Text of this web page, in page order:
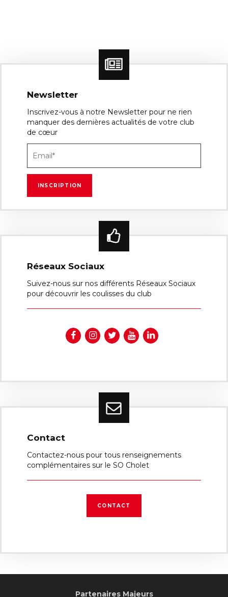
Newsletter
Inscrivez-vous à notre Newsletter pour ne rien
manquer des dernières actualités de votre club
de cœur
Réseaux Sociaux
Suivez-nous sur nos différents Réseaux Sociaux
pour découvrir les coulisses du club
Contact
Contactez-nous pour tous renseignements
complémentaires sur le SO Cholet
CONTACT
Partenaires Majeurs